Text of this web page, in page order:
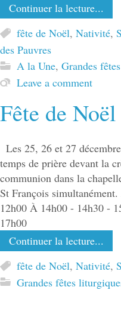
Continuer la lecture...
fête de Noël, Nativité,
des Pauvres
A la Une, Grandes
Leave a comment
Fête de Noël
Les 25, 26 et 27
temps de prière devant la
communion dans la
St François
12h00 À 14h00 - 14h30 -
17h00
Continuer la lecture...
fête de Noël, Nativité,
Grandes fêtes